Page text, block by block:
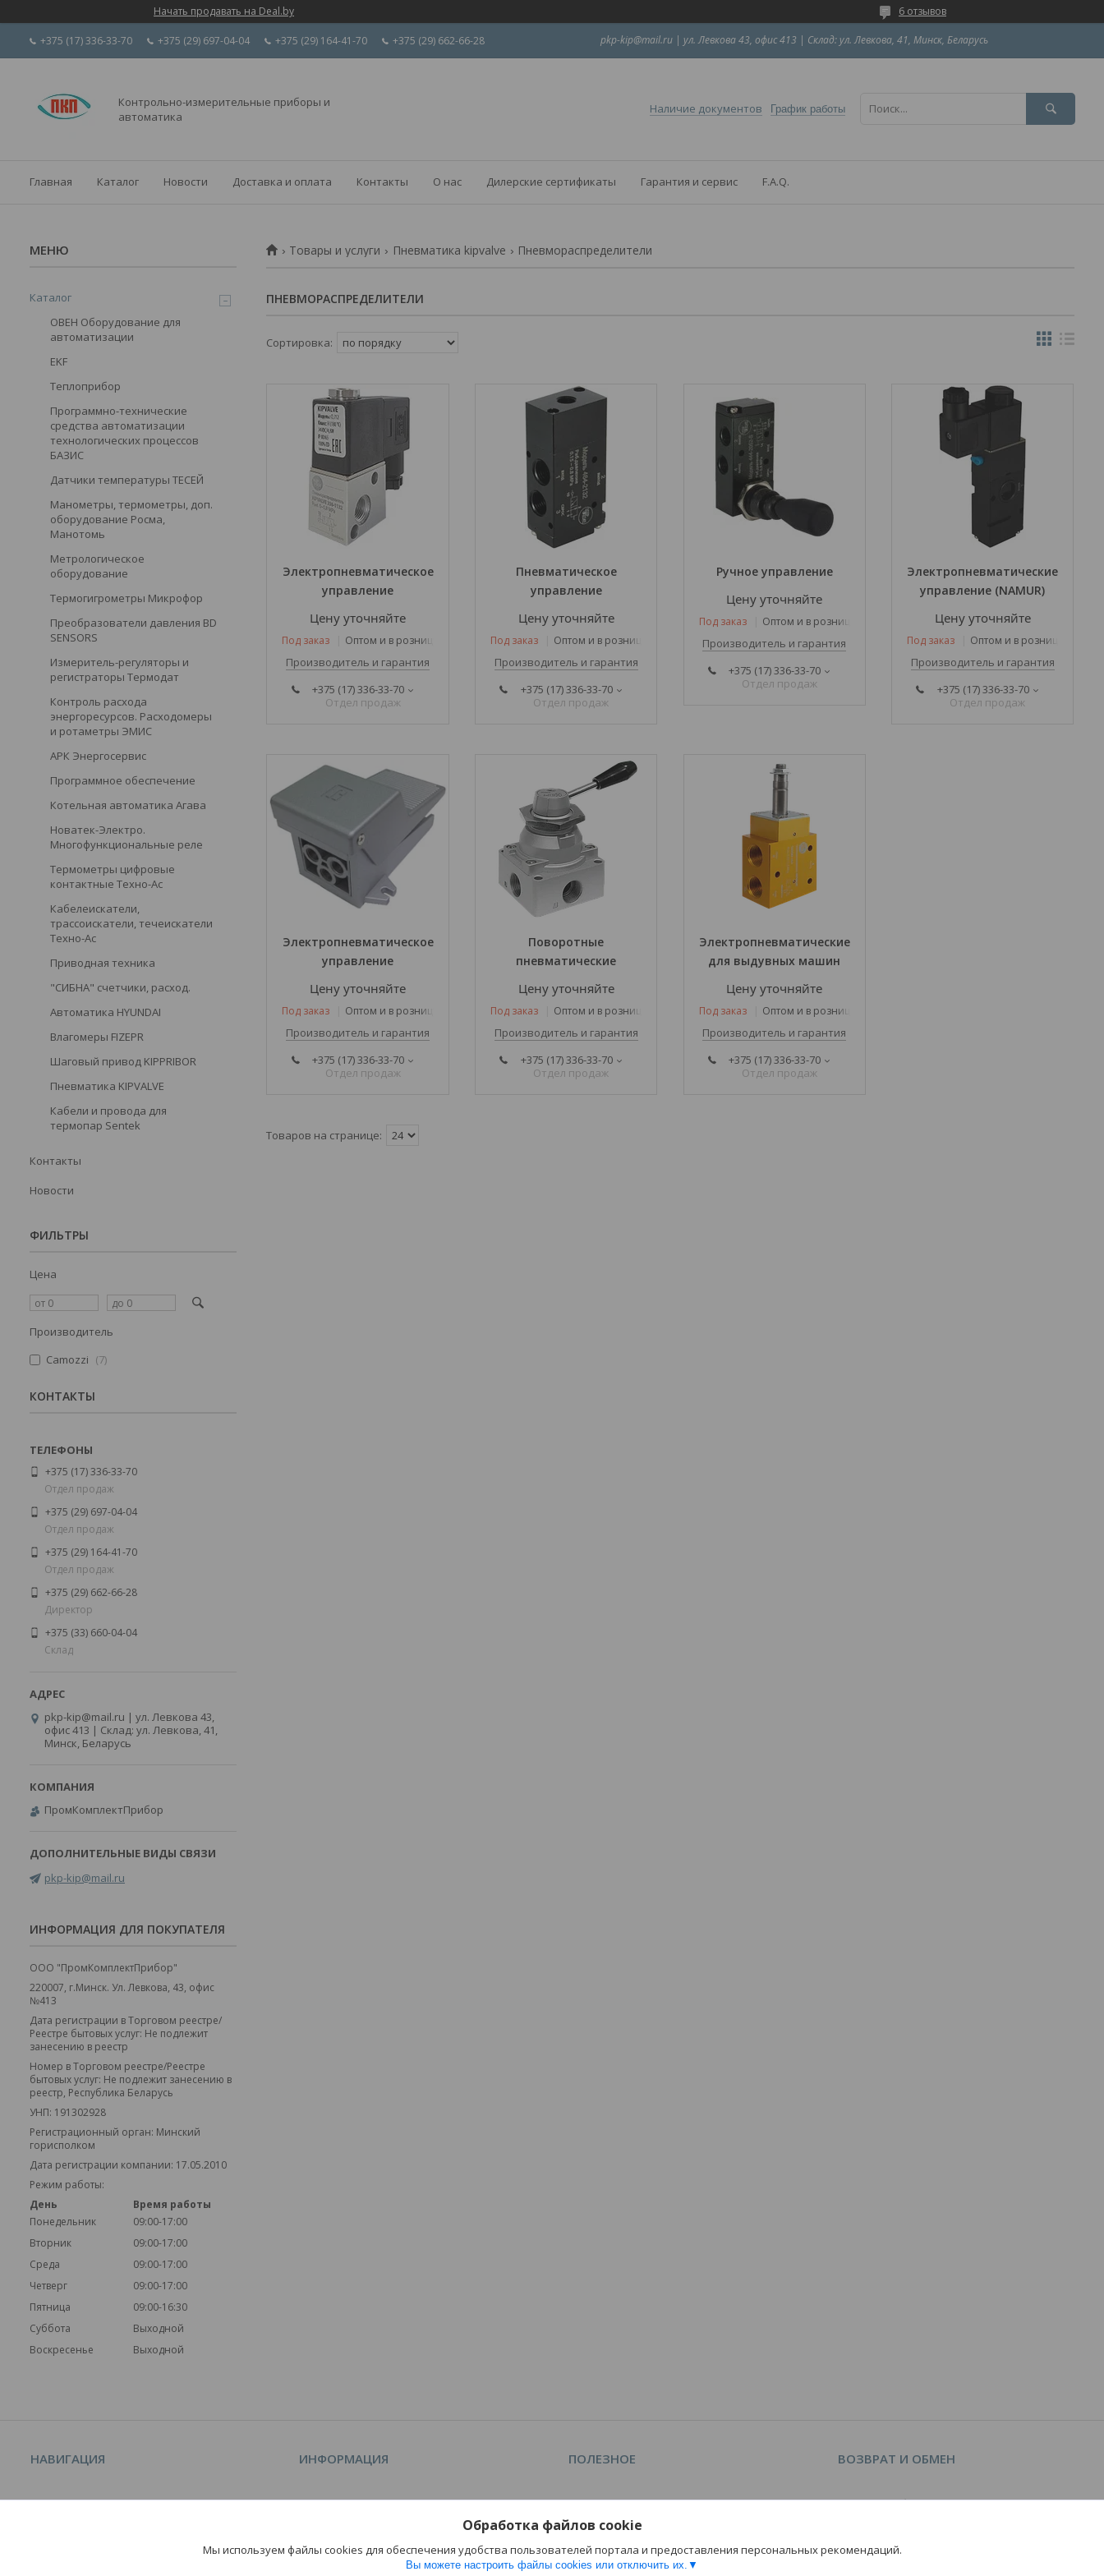
Начать продавать на Deal.by 6 отзывов
+375 (17) 336-33-70 +375 (29) 697-04-04 +375 (29) 164-41-70 +375 (29) 662-66-28 pkp-kip@mail.ru | ул. Левкова 43, офис 413 | Склад: ул. Левкова, 41, Минск, Беларусь
Контрольно-измерительные приборы и
автоматика
Наличие документов График работы
Главная Каталог Новости Доставка и оплата Контакты О нас Дилерские сертификаты Гарантия и сервис F.A.Q.
Товары и услуги Пневматика kipvalve Пневмораспределители
ПНЕВМОРАСПРЕДЕЛИТЕЛИ
Электропневматическое
управление
Цену уточняйте
Под заказ Оптом и в розницу
Производитель и гарантия
+375 (17) 336-33-70
Отдел продаж
Пневматическое
управление
Цену уточняйте
Под заказ Оптом и в розницу
Производитель и гарантия
+375 (17) 336-33-70
Отдел продаж
Ручное управление
Цену уточняйте
Под заказ Оптом и в розницу
Производитель и гарантия
+375 (17) 336-33-70
Отдел продаж
Электропневматические
управление (NAMUR)
Цену уточняйте
Под заказ Оптом и в розницу
Производитель и гарантия
+375 (17) 336-33-70
Отдел продаж
Электропневматическое
управление
Цену уточняйте
Под заказ Оптом и в розницу
Производитель и гарантия
+375 (17) 336-33-70
Отдел продаж
Поворотные
пневматические
Цену уточняйте
Под заказ Оптом и в розницу
Производитель и гарантия
+375 (17) 336-33-70
Отдел продаж
Электропневматические
для выдувных машин
Цену уточняйте
Под заказ Оптом и в розницу
Производитель и гарантия
+375 (17) 336-33-70
Отдел продаж
Каталог
ОВЕН Оборудование для
автоматизации
EKF
Теплоприбор
Программно-технические
средства автоматизации
технологических процессов
БАЗИС
Датчики температуры ТЕСЕЙ
Манометры, термометры, доп.
оборудование Росма,
Манотомь
Метрологическое
оборудование
Термогигрометры Микрофор
Преобразователи давления BD
SENSORS
Измеритель-регуляторы и
регистраторы Термодат
Контроль расхода
энергоресурсов. Расходомеры
и ротаметры ЭМИС
АРК Энергосервис
Программное обеспечение
Котельная автоматика Агава
Новатек-Электро.
Многофункциональные реле
Термометры цифровые
контактные Техно-Ас
Кабелеискатели,
трассоискатели, течеискатели
Техно-Ас
Приводная техника
"СИБНА" счетчики, расход.
Автоматика HYUNDAI
Влагомеры FIZEPR
Шаговый привод KIPPRIBOR
Пневматика KIPVALVE
Кабели и провода для
термопар Sentek
Контакты
Новости
ФИЛЬТРЫ
Цена
Производитель
Camozzi
7
КОНТАКТЫ
+375 (17) 336-33-70
Отдел продаж
+375 (29) 697-04-04
Отдел продаж
+375 (29) 164-41-70
Отдел продаж
+375 (29) 662-66-28
Директор
+375 (33) 660-04-04
Склад
pkp-kip@mail.ru | ул. Левкова 43,
офис 413 | Склад: ул. Левкова, 41,
Минск, Беларусь
ПромКомплектПрибор
pkp-kip@mail.ru
ИНФОРМАЦИЯ ДЛЯ ПОКУПАТЕЛЯ
ООО "ПромКомплектПрибор"
220007, г.Минск. Ул. Левкова, 43, офис
№413
Дата регистрации в Торговом реестре/
Реестре бытовых услуг: Не подлежит
занесению в реестр
Номер в Торговом реестре/Реестре
бытовых услуг: Не подлежит занесению в
реестр, Республика Беларусь
УНП: 191302928
Регистрационный орган: Минский
горисполком
Дата регистрации компании: 17.05.2010
Режим работы:
День
Время работы
Понедельник
09:00-17:00
Вторник
09:00-17:00
Среда
09:00-17:00
Четверг
09:00-17:00
Пятница
09:00-16:30
Суббота
Выходной
Воскресенье
Выходной
НАВИГАЦИЯ
На главную
ИНФОРМАЦИЯ
Контакты
ПОЛЕЗНОЕ
Каталог
Отзывы
ВОЗВРАТ И ОБМЕН
Возврат и обмен
Обработка файлов cookie
Мы используем файлы cookies для обеспечения удобства пользователей портала и предоставления персональных рекомендаций.
Вы можете настроить файлы cookies или отключить их.